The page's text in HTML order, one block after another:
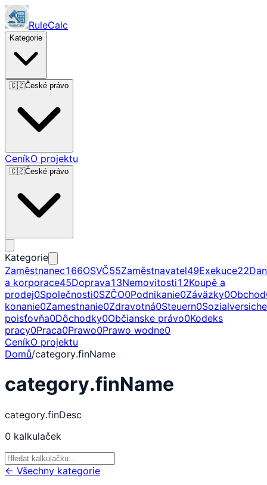
RuleCalc
Kategorie
🇨🇿České právo
CeníkO projektu
🇨🇿České právo
Kategorie
Zaměstnanec166OSVČ55Zaměstnavatel49Exekuce22
a korporace45Doprava13Nemovitosti12Koupě a
prodej0Společnosti0SZČO0Podnikanie0Záväzky0Obchod
konanie0Zamestnanie0Zdravotná0Steuern0
poisťovňa0Dôchodky0Občianske právo0Kodeks
pracy0Praca0Prawo0Prawo wodne0
CeníkO projektu
Domů/category.finName
category.finName
category.finDesc
0 kalkulaček
← Všechny kategorie